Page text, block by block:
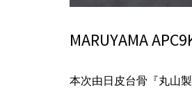
MARUYAMA
本次由日皮台骨『丸山